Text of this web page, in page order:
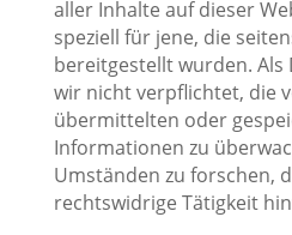
aller Inhalte auf dieser
speziell für jene, die
bereitgestellt wurden.
wir nicht verpflichtet, die
übermittelten oder
Informationen zu
Umständen zu forschen,
rechtswidrige Tätigkeit